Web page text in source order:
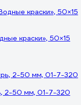
краски», 50×15
2-50 мм, 01-7-320